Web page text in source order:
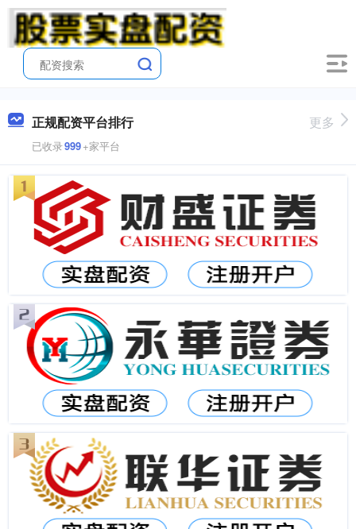
正规配资平台排行
已收录999+家平台
更多